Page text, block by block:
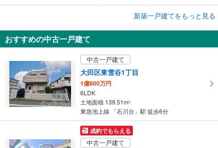
大田区東雪谷5丁目
1億3,800万円
土地面積 99.04m
東急池上線 「石川台」駅 徒歩13分
新築一戸建てをもっと見る
おすすめの中古一戸建て
中古一戸建て
大田区東雪谷1丁目
1億800万円
6LDK
土地面積 139.51m2
東急池上線 「石川台」駅 徒歩6分
成約でもらえる
中古一戸建て